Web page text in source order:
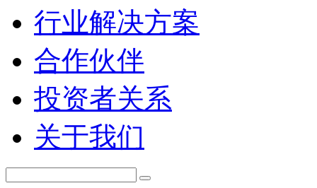
行业解决方案
合作伙伴
投资者关系
关于我们